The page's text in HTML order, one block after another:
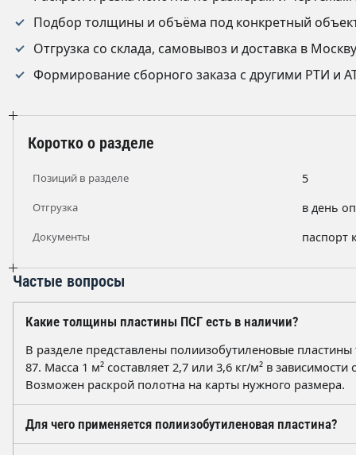
Подбор толщины и объёма под конкретный
Отгрузка со склада, самовывоз и доставка в
Формирование сборного заказа с другими РТИ и
Коротко о разделе
Позиций в разделе 5
Отгрузка в день
Документы паспорт
Частые вопросы
Какие толщины пластины ПСГ есть в наличии?
В разделе представлены полиизобутиленовые
87. Масса 1 м² составляет 2,7 или 3,6 кг/м² в
Возможен раскрой полотна на карты нужного размера.
Для чего применяется полиизобутиленовая пластина?